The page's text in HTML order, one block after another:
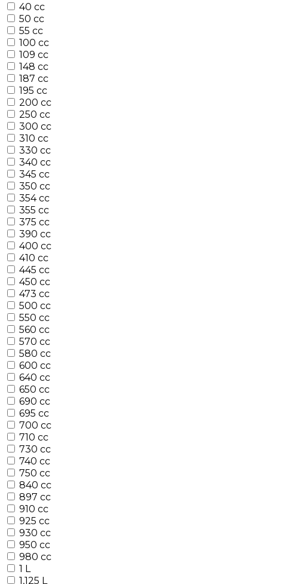
40 cc
50 cc
55 cc
100 cc
109 cc
148 cc
187 cc
195 cc
200 cc
250 cc
300 cc
310 cc
330 cc
340 cc
345 cc
350 cc
354 cc
355 cc
375 cc
390 cc
400 cc
410 cc
445 cc
450 cc
473 cc
500 cc
550 cc
560 cc
570 cc
580 cc
600 cc
640 cc
650 cc
690 cc
695 cc
700 cc
710 cc
730 cc
740 cc
750 cc
840 cc
897 cc
910 cc
925 cc
930 cc
950 cc
980 cc
1 L
1,125 L